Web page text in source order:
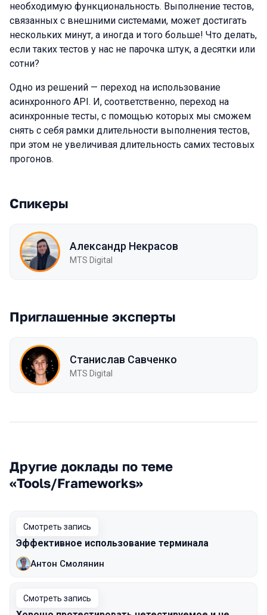
необходимую функциональность. Выполнение тестов,
связанных с внешними системами, может достигать
нескольких минут, а иногда и того больше! Что делать,
если таких тестов у нас не парочка штук, а десятки или
сотни?
Одно из решений — переход на использование
асинхронного API. И, соответственно, переход на
асинхронные тесты, с помощью которых мы сможем
снять с себя рамки длительности выполнения тестов,
при этом не увеличивая длительность самих тестовых
прогонов.
Спикеры
Александр Некрасов
MTS Digital
Приглашенные эксперты
Станислав Савченко
MTS Digital
Другие доклады по теме
«Tools/Frameworks»
Смотреть запись
Эффективное использование терминала
Антон Смолянин
Смотреть запись